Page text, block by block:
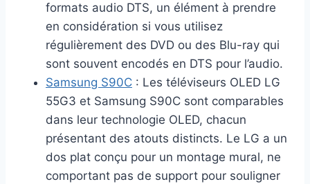
formats audio DTS, un élément à prendre
en considération si vous utilisez
régulièrement des DVD ou des Blu-ray qui
sont souvent encodés en DTS pour l’audio.
Samsung S90C : Les téléviseurs OLED LG
55G3 et Samsung S90C sont comparables
dans leur technologie OLED, chacun
présentant des atouts distincts. Le LG a un
dos plat conçu pour un montage mural, ne
comportant pas de support pour souligner